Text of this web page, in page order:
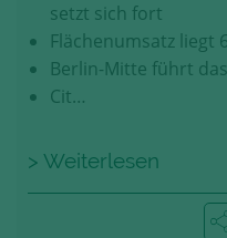
setzt sich fort
Flächenumsatz liegt
Berlin-Mitte führt
Cit…
> Weiterlesen